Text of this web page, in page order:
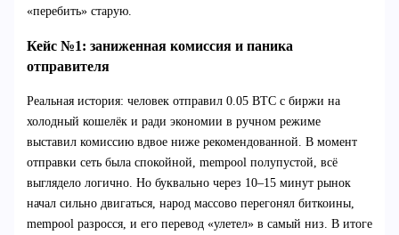
«перебить» старую.
Кейс №1: заниженная комиссия и паника
отправителя
Реальная история: человек отправил 0.05 BTC с биржи на
холодный кошелёк и ради экономии в ручном режиме
выставил комиссию вдвое ниже рекомендованной. В момент
отправки сеть была спокойной, mempool полупустой, всё
выглядело логично. Но буквально через 10–15 минут рынок
начал сильно двигаться, народ массово перегонял биткоины,
mempool разросся, и его перевод «улетел» в самый низ. В итоге